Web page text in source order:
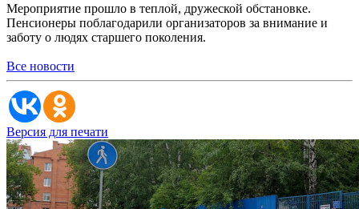
Мероприятие прошло в теплой, дружеской обстановке.
Пенсионеры поблагодарили организаторов за внимание и
заботу о людях старшего поколения.
Все новости
Версия для печати